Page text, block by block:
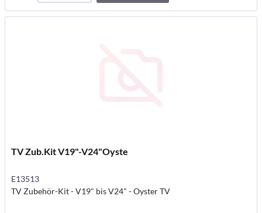
TV Zub.Kit V19"-V24"Oyste
E13513
TV Zubehör-Kit - V19" bis V24" - Oyster TV